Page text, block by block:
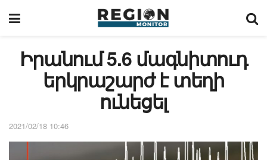
Իրանում 5.6 մագնիտուդ
երկրաշարժ է տեղի
ունեցել
2021/02/18 10:46